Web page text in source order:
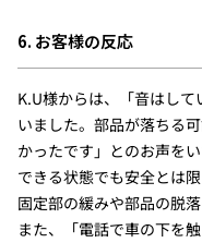
6. お客様の反応
K.U様からは、「音はし
いました。部品が落ちる
かったです」とのお声を
できる状態でも安全とは
固定部の緩みや部品の脱
また、「電話で車の下を